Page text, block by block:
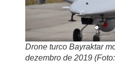
Drone turco Bayraktar
dezembro de 2019